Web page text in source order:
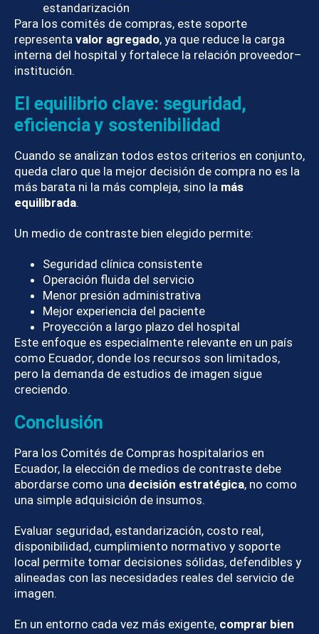
estandarización
Para los comités de compras, este soporte
representa valor agregado, ya que reduce la carga
interna del hospital y fortalece la relación proveedor–
institución.
El equilibrio clave: seguridad,
eficiencia y sostenibilidad
Cuando se analizan todos estos criterios en conjunto,
queda claro que la mejor decisión de compra no es la
más barata ni la más compleja, sino la más
equilibrada.
Un medio de contraste bien elegido permite:
Seguridad clínica consistente
Operación fluida del servicio
Menor presión administrativa
Mejor experiencia del paciente
Proyección a largo plazo del hospital
Este enfoque es especialmente relevante en un país
como Ecuador, donde los recursos son limitados,
pero la demanda de estudios de imagen sigue
creciendo.
Conclusión
Para los Comités de Compras hospitalarios en
Ecuador, la elección de medios de contraste debe
abordarse como una decisión estratégica, no como
una simple adquisición de insumos.
Evaluar seguridad, estandarización, costo real,
disponibilidad, cumplimiento normativo y soporte
local permite tomar decisiones sólidas, defendibles y
alineadas con las necesidades reales del servicio de
imagen.
En un entorno cada vez más exigente, comprar bien